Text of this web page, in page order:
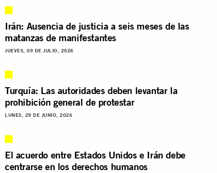
Irán: Ausencia de justicia a seis meses de las
matanzas de manifestantes
JUEVES, 09 DE JULIO, 2026
Turquía: Las autoridades deben levantar la
prohibición general de protestar
LUNES, 29 DE JUNIO, 2026
El acuerdo entre Estados Unidos e Irán debe
centrarse en los derechos humanos